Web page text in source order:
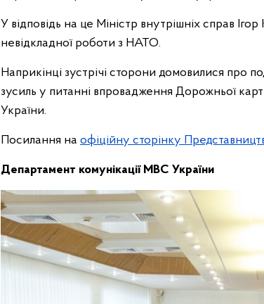
У відповідь на це Міністр внутрішніх справ
невідкладної роботи з НАТО.
Наприкінці зустрічі сторони домовилися про
зусиль у питанні впровадження Дорожньої
України.
Посилання на офіційну сторінку
Департамент комунікації МВС України